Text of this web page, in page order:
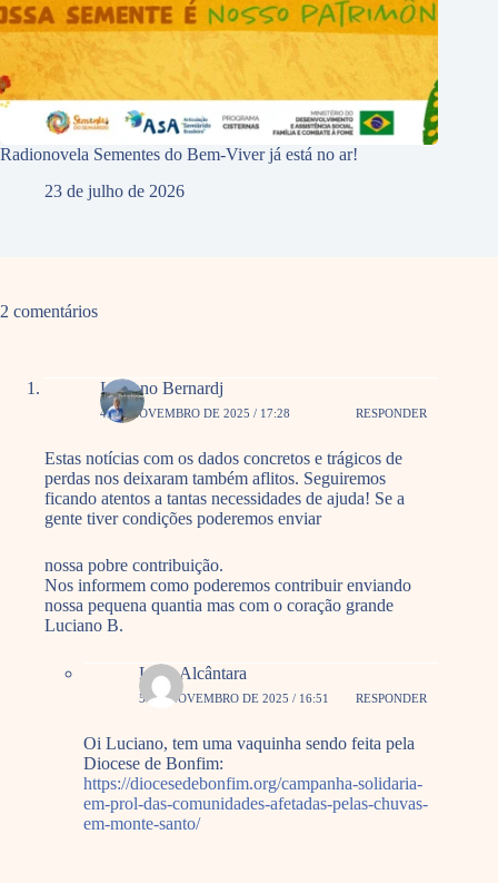
Radionovela Sementes do Bem-Viver já está no ar!
23 de julho de 2026
2 comentários
Luciano Bernardj
4 DE NOVEMBRO DE 2025 / 17:28 RESPONDER
Estas notícias com os dados concretos e trágicos de
perdas nos deixaram também aflitos. Seguiremos
ficando atentos a tantas necessidades de ajuda! Se a
gente tiver condições poderemos enviar
nossa pobre contribuição.
Nos informem como poderemos contribuir enviando
nossa pequena quantia mas com o coração grande
Luciano B.
Livia Alcântara
5 DE NOVEMBRO DE 2025 / 16:51 RESPONDER
Oi Luciano, tem uma vaquinha sendo feita pela
Diocese de Bonfim:
https://diocesedebonfim.org/campanha-solidaria-
em-prol-das-comunidades-afetadas-pelas-chuvas-
em-monte-santo/